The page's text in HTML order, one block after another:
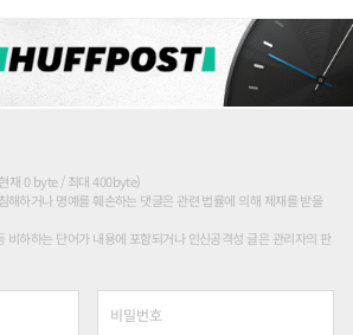
재 0 byte / 최대 400byte)
해하거나 명예를 훼손하는 댓글은 관련 법률에 의해 제재를 받을
비하하는 단어가 내용에 포함되거나 인신공격성 글은 관리자의 판